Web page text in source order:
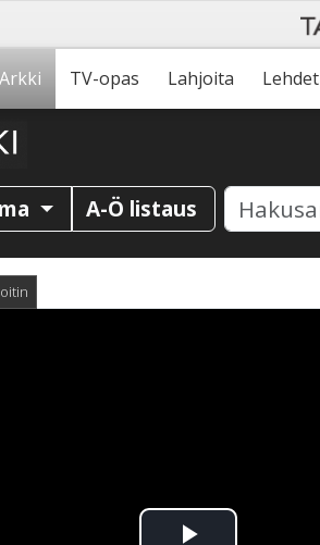
Arkki TV-opas Lahjoita Lehdet
A-Ö listaus